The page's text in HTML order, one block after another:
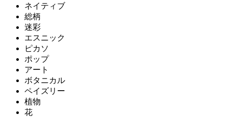
ネイティブ
総柄
迷彩
エスニック
ピカソ
ポップ
アート
ボタニカル
ペイズリー
植物
花